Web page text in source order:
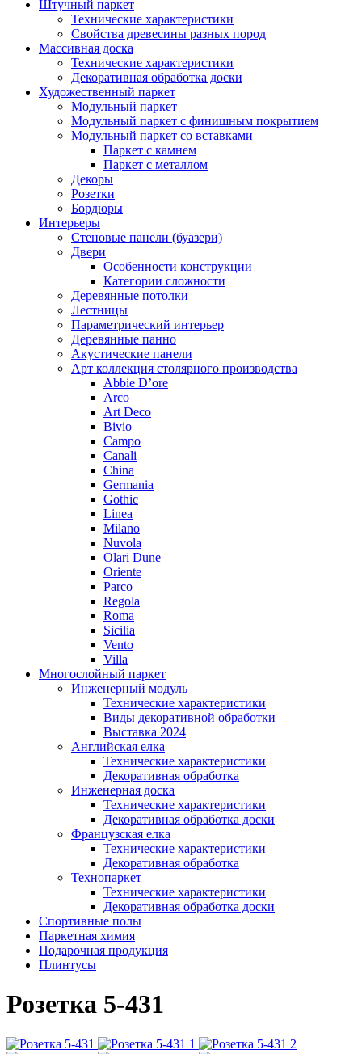
Штучный паркет
Технические характеристики
Свойства древесины разных пород
Массивная доска
Технические характеристики
Декоративная обработка доски
Художественный паркет
Модульный паркет
Модульный паркет с финишным покрытием
Модульный паркет со вставками
Паркет с камнем
Паркет с металлом
Декоры
Розетки
Бордюры
Интерьеры
Стеновые панели (буазери)
Двери
Особенности конструкции
Категории сложности
Деревянные потолки
Лестницы
Параметрический интерьер
Деревянные панно
Акустические панели
Арт коллекция столярного производства
Abbie D’ore
Arco
Art Deco
Bivio
Campo
Canali
China
Germania
Gothic
Linea
Milano
Nuvola
Olari Dune
Oriente
Parco
Regola
Roma
Sicilia
Vento
Villa
Многослойный паркет
Инженерный модуль
Технические характеристики
Виды декоративной обработки
Выставка 2024
Английская елка
Технические характеристики
Декоративная обработка
Инженерная доска
Технические характеристики
Декоративная обработка доски
Французская елка
Технические характеристики
Декоративная обработка
Технопаркет
Технические характеристики
Декоративная обработка доски
Спортивные полы
Паркетная химия
Подарочная продукция
Плинтусы
Розетка 5-431